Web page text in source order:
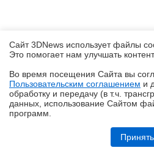
Обзор игрового ноутбука ASUS ROG
удачной погони за двумя зайцами
Сайт 3DNews использует файлы
Это помогает нам улучшать
Во время посещения Cайта вы
Пользовательским соглашением и
обработку и передачу (в т.ч.
данных, использование Cайтом
программ.
Принять